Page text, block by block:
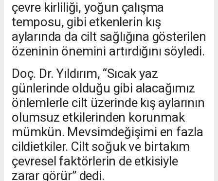
çevre kirliliği, yoğun çalışma
temposu, gibi etkenlerin kış
aylarında da cilt sağlığına gösterilen
özeninin önemini artırdığını söyledi.
Doç. Dr. Yıldırım, “Sıcak yaz
günlerinde olduğu gibi alacağımız
önlemlerle cilt üzerinde kış aylarının
olumsuz etkilerinden korunmak
mümkün. Mevsimdeğişimi en fazla
cildietkiler. Cilt soğuk ve birtakım
çevresel faktörlerin de etkisiyle
zarar görür” dedi.